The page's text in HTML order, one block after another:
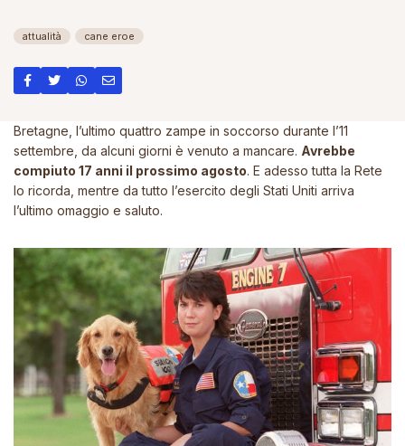
attualità cane eroe
Bretagne, l’ultimo quattro zampe in soccorso durante l’11
settembre, da alcuni giorni è venuto a mancare. Avrebbe
compiuto 17 anni il prossimo agosto. E adesso tutta la Rete
lo ricorda, mentre da tutto l’esercito degli Stati Uniti arriva
l’ultimo omaggio e saluto.